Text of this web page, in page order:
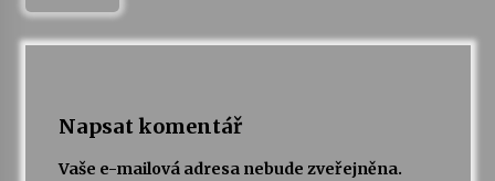
Napsat komentář
Vaše e-mailová adresa nebude zveřejněna.